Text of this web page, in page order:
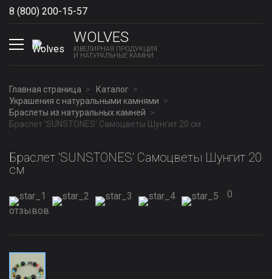
8 (800) 200-15-57
WOLVES
ЮВЕЛИРНАЯ ПРОДУКЦИЯ
И НАТУРАЛЬНЫЕ КАМНИ
Главная страница
Каталог
Украшения с натуральными камнями
Браслеты из натуральных камней
Браслет 'SUNSTONES' Самоцветы Шунгит 20 см
Браслет 'SUNSTONES' Самоцветы Шунгит 20
см
0
отзывов